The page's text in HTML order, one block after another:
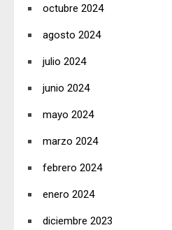
octubre 2024
agosto 2024
julio 2024
junio 2024
mayo 2024
marzo 2024
febrero 2024
enero 2024
diciembre 2023